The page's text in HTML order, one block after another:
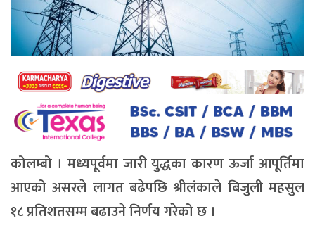
कोलम्बो । मध्यपूर्वमा जारी युद्धका कारण ऊर्जा आपूर्तिमा
आएको असरले लागत बढेपछि श्रीलंकाले बिजुली महसुल
१८ प्रतिशतसम्म बढाउने निर्णय गरेको छ ।